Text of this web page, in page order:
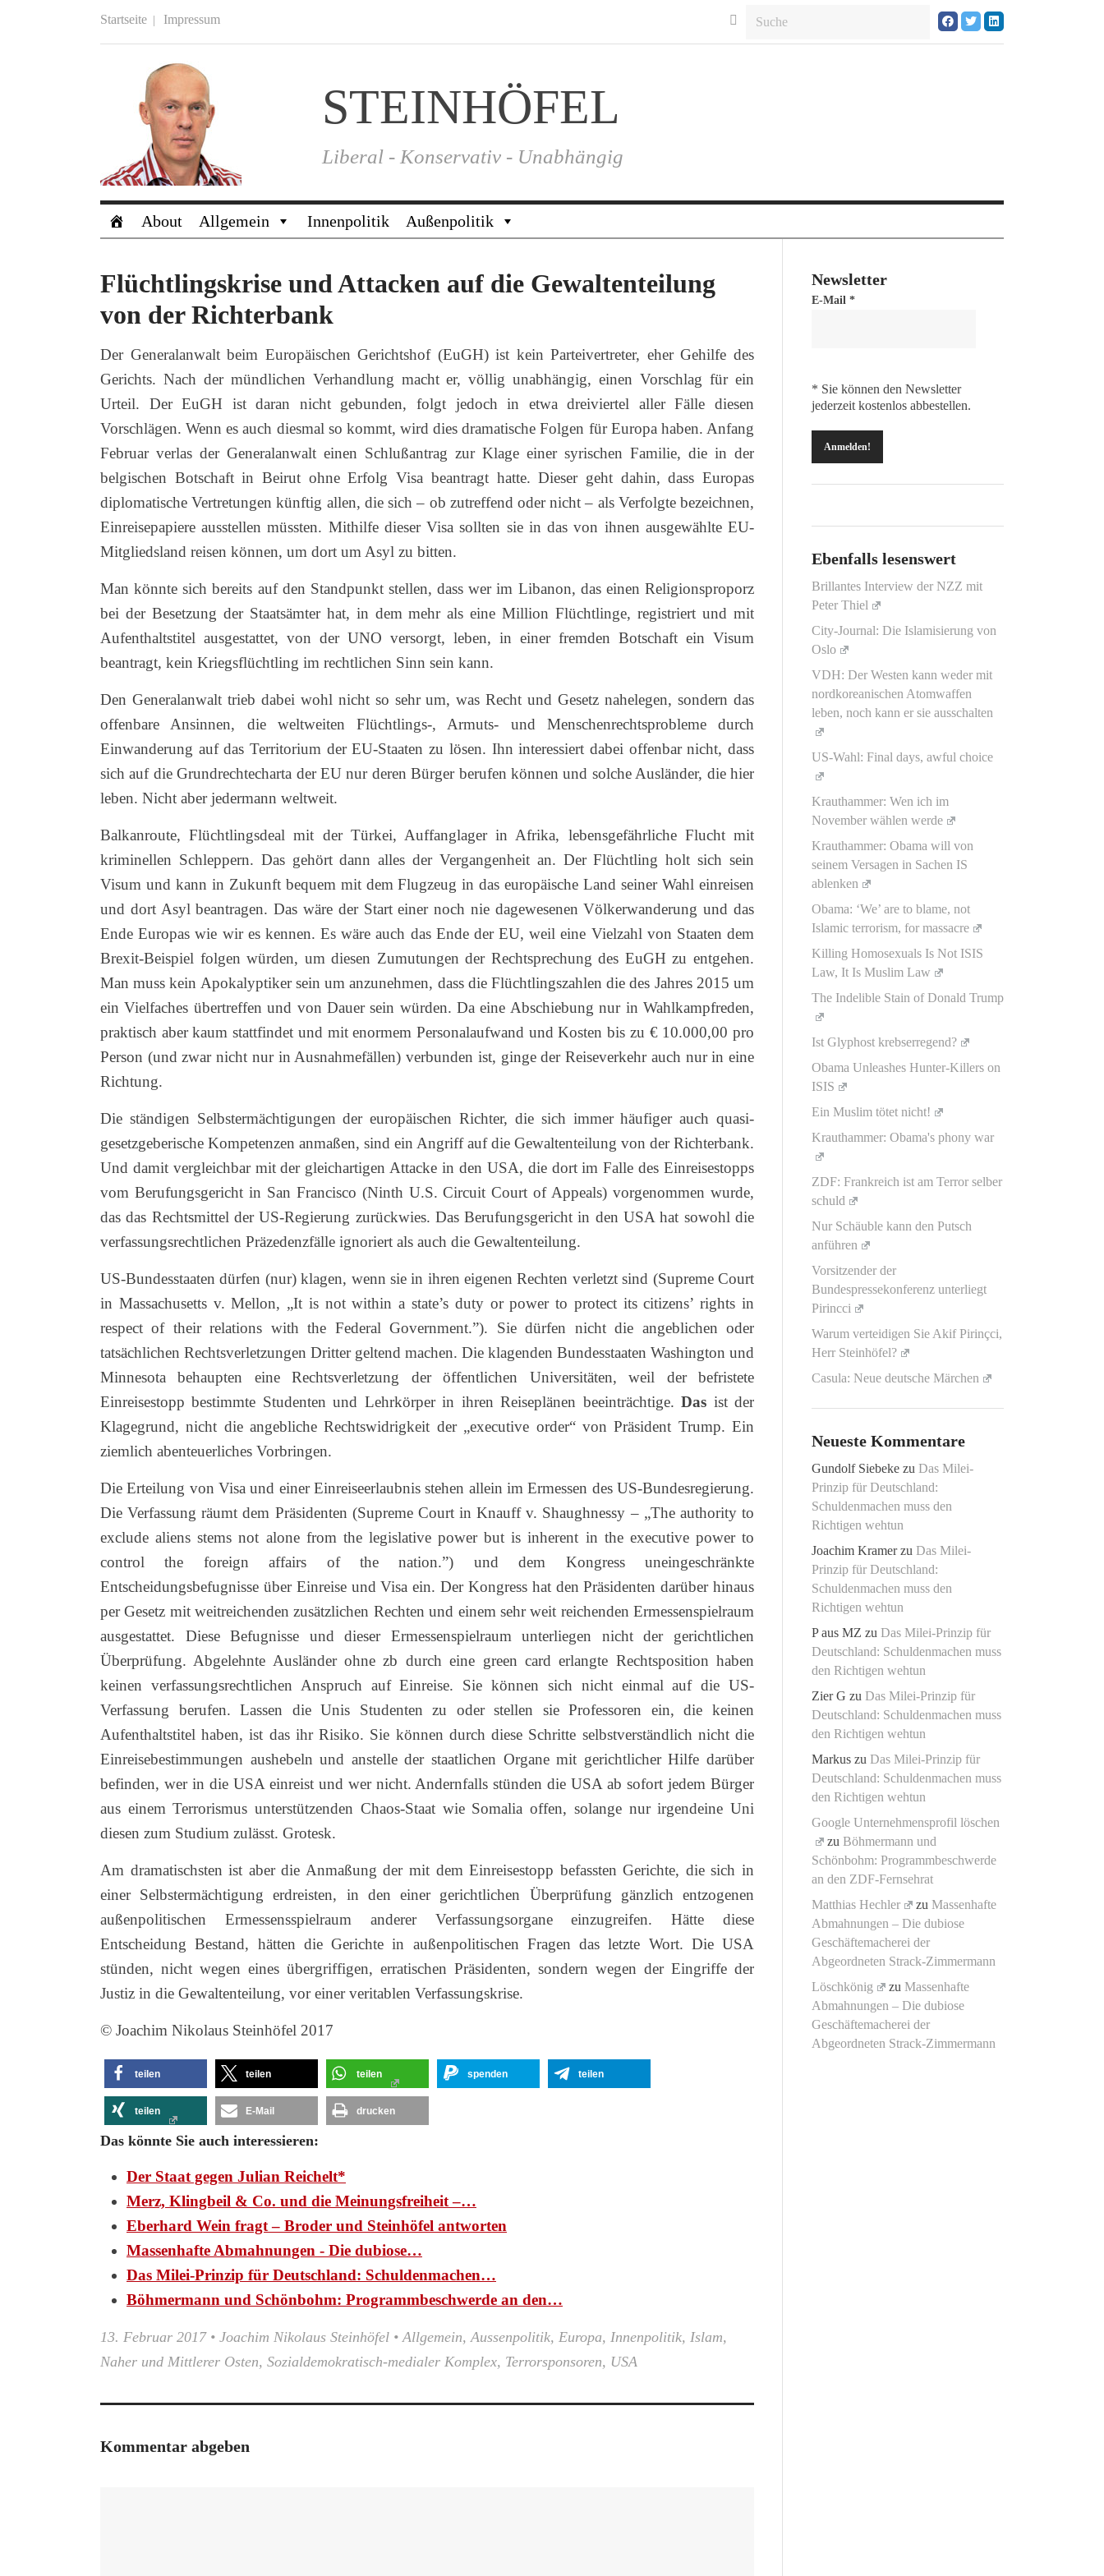
Startseite Impressum
STEINHÖFEL
Liberal - Konservativ - Unabhängig
About Allgemein Innenpolitik Außenpolitik
Flüchtlingskrise und Attacken auf die Gewaltenteilung
von der Richterbank
Der Generalanwalt beim Europäischen Gerichtshof (EuGH) ist kein Parteivertreter, eher Gehilfe des
Gerichts. Nach der mündlichen Verhandlung macht er, völlig unabhängig, einen Vorschlag für ein
Urteil. Der EuGH ist daran nicht gebunden, folgt jedoch in etwa dreiviertel aller Fälle diesen
Vorschlägen. Wenn es auch diesmal so kommt, wird dies dramatische Folgen für Europa haben. Anfang
Februar verlas der Generalanwalt einen Schlußantrag zur Klage einer syrischen Familie, die in der
belgischen Botschaft in Beirut ohne Erfolg Visa beantragt hatte. Dieser geht dahin, dass Europas
diplomatische Vertretungen künftig allen, die sich – ob zutreffend oder nicht – als Verfolgte bezeichnen,
Einreisepapiere ausstellen müssten. Mithilfe dieser Visa sollten sie in das von ihnen ausgewählte EU-
Mitgliedsland reisen können, um dort um Asyl zu bitten.
Man könnte sich bereits auf den Standpunkt stellen, dass wer im Libanon, das einen Religionsproporz
bei der Besetzung der Staatsämter hat, in dem mehr als eine Million Flüchtlinge, registriert und mit
Aufenthaltstitel ausgestattet, von der UNO versorgt, leben, in einer fremden Botschaft ein Visum
beantragt, kein Kriegsflüchtling im rechtlichen Sinn sein kann.
Den Generalanwalt trieb dabei wohl nicht so sehr um, was Recht und Gesetz nahelegen, sondern das
offenbare Ansinnen, die weltweiten Flüchtlings-, Armuts- und Menschenrechtsprobleme durch
Einwanderung auf das Territorium der EU-Staaten zu lösen. Ihn interessiert dabei offenbar nicht, dass
sich auf die Grundrechtecharta der EU nur deren Bürger berufen können und solche Ausländer, die hier
leben. Nicht aber jedermann weltweit.
Balkanroute, Flüchtlingsdeal mit der Türkei, Auffanglager in Afrika, lebensgefährliche Flucht mit
kriminellen Schleppern. Das gehört dann alles der Vergangenheit an. Der Flüchtling holt sich sein
Visum und kann in Zukunft bequem mit dem Flugzeug in das europäische Land seiner Wahl einreisen
und dort Asyl beantragen. Das wäre der Start einer noch nie dagewesenen Völkerwanderung und das
Ende Europas wie wir es kennen. Es wäre auch das Ende der EU, weil eine Vielzahl von Staaten dem
Brexit-Beispiel folgen würden, um diesen Zumutungen der Rechtsprechung des EuGH zu entgehen.
Man muss kein Apokalyptiker sein um anzunehmen, dass die Flüchtlingszahlen die des Jahres 2015 um
ein Vielfaches übertreffen und von Dauer sein würden. Da eine Abschiebung nur in Wahlkampfreden,
praktisch aber kaum stattfindet und mit enormem Personalaufwand und Kosten bis zu € 10.000,00 pro
Person (und zwar nicht nur in Ausnahmefällen) verbunden ist, ginge der Reiseverkehr auch nur in eine
Richtung.
Die ständigen Selbstermächtigungen der europäischen Richter, die sich immer häufiger auch quasi-
gesetzgeberische Kompetenzen anmaßen, sind ein Angriff auf die Gewaltenteilung von der Richterbank.
Und damit vergleichbar mit der gleichartigen Attacke in den USA, die dort im Falle des Einreisestopps
vom Berufungsgericht in San Francisco (Ninth U.S. Circuit Court of Appeals) vorgenommen wurde,
das das Rechtsmittel der US-Regierung zurückwies. Das Berufungsgericht in den USA hat sowohl die
verfassungsrechtlichen Präzedenzfälle ignoriert als auch die Gewaltenteilung.
US-Bundesstaaten dürfen (nur) klagen, wenn sie in ihren eigenen Rechten verletzt sind (Supreme Court
in Massachusetts v. Mellon, „It is not within a state’s duty or power to protect its citizens’ rights in
respect of their relations with the Federal Government.”). Sie dürfen nicht die angeblichen oder
tatsächlichen Rechtsverletzungen Dritter geltend machen. Die klagenden Bundesstaaten Washington und
Minnesota behaupten eine Rechtsverletzung der öffentlichen Universitäten, weil der befristete
Einreisestopp bestimmte Studenten und Lehrkörper in ihren Reiseplänen beeinträchtige.Das ist der
Klagegrund, nicht die angebliche Rechtswidrigkeit der „executive order“ von Präsident Trump. Ein
ziemlich abenteuerliches Vorbringen.
Die Erteilung von Visa und einer Einreiseerlaubnis stehen allein im Ermessen des US-Bundesregierung.
Die Verfassung räumt dem Präsidenten (Supreme Court in Knauff v. Shaughnessy – „The authority to
exclude aliens stems not alone from the legislative power but is inherent in the executive power to
control the foreign affairs of the nation.”) und dem Kongress uneingeschränkte
Entscheidungsbefugnisse über Einreise und Visa ein. Der Kongress hat den Präsidenten darüber hinaus
per Gesetz mit weitreichenden zusätzlichen Rechten und einem sehr weit reichenden Ermessenspielraum
ausgestattet. Diese Befugnisse und dieser Ermessenspielraum unterliegen nicht der gerichtlichen
Überprüfung. Abgelehnte Ausländer ohne zb durch eine green card erlangte Rechtsposition haben
keinen verfassungsrechtlichen Anspruch auf Einreise. Sie können sich nicht einmal auf die US-
Verfassung berufen. Lassen die Unis Studenten zu oder stellen sie Professoren ein, die keinen
Aufenthaltstitel haben, ist das ihr Risiko. Sie können durch diese Schritte selbstverständlich nicht die
Einreisebestimmungen aushebeln und anstelle der staatlichen Organe mit gerichtlicher Hilfe darüber
befinden, wer in die USA einreist und wer nicht. Andernfalls stünden die USA ab sofort jedem Bürger
aus einem Terrorismus unterstützenden Chaos-Staat wie Somalia offen, solange nur irgendeine Uni
diesen zum Studium zulässt. Grotesk.
Am dramatischsten ist aber die Anmaßung der mit dem Einreisestopp befassten Gerichte, die sich in
einer Selbstermächtigung erdreisten, in den einer gerichtlichen Überprüfung gänzlich entzogenen
außenpolitischen Ermessensspielraum anderer Verfassungsorgane einzugreifen. Hätte diese
Entscheidung Bestand, hätten die Gerichte in außenpolitischen Fragen das letzte Wort. Die USA
stünden, nicht wegen eines übergriffigen, erratischen Präsidenten, sondern wegen der Eingriffe der
Justiz in die Gewaltenteilung, vor einer veritablen Verfassungskrise.
© Joachim Nikolaus Steinhöfel 2017
teilen teilen teilen spenden teilen
teilen E-Mail drucken
Das könnte Sie auch interessieren:
Der Staat gegen Julian Reichelt*
Merz, Klingbeil & Co. und die Meinungsfreiheit –…
Eberhard Wein fragt – Broder und Steinhöfel antworten
Massenhafte Abmahnungen - Die dubiose…
Das Milei-Prinzip für Deutschland: Schuldenmachen…
Böhmermann und Schönbohm: Programmbeschwerde an den…
13. Februar 2017• Joachim Nikolaus Steinhöfel •Allgemein,Aussenpolitik, Europa, Innenpolitik, Islam,
Naher und Mittlerer Osten, Sozialdemokratisch-medialer Komplex, Terrorsponsoren, USA
Kommentar abgeben
Newsletter
E-Mail *
* Sie können den Newsletter
jederzeit kostenlos abbestellen.
Ebenfalls lesenswert
Brillantes Interview der NZZ mit
Peter Thiel
City-Journal: Die Islamisierung von
Oslo
VDH: Der Westen kann weder mit
nordkoreanischen Atomwaffen
leben, noch kann er sie ausschalten
US-Wahl: Final days, awful choice
Krauthammer: Wen ich im
November wählen werde
Krauthammer: Obama will von
seinem Versagen in Sachen IS
ablenken
Obama: ‘We’ are to blame, not
Islamic terrorism, for massacre
Killing Homosexuals Is Not ISIS
Law, It Is Muslim Law
The Indelible Stain of Donald Trump
Ist Glyphost krebserregend?
Obama Unleashes Hunter-Killers on
ISIS
Ein Muslim tötet nicht!
Krauthammer: Obama's phony war
ZDF: Frankreich ist am Terror selber
schuld
Nur Schäuble kann den Putsch
anführen
Vorsitzender der
Bundespressekonferenz unterliegt
Pirincci
Warum verteidigen Sie Akif Pirinçci,
Herr Steinhöfel?
Casula: Neue deutsche Märchen
Neueste Kommentare
Gundolf Siebeke zu Das Milei-
Prinzip für Deutschland:
Schuldenmachen muss den
Richtigen wehtun
Joachim Kramerzu Das Milei-
Prinzip für Deutschland:
Schuldenmachen muss den
Richtigen wehtun
P aus MZ zu Das Milei-Prinzip für
Deutschland: Schuldenmachen muss
den Richtigen wehtun
Zier G zu Das Milei-Prinzip für
Deutschland: Schuldenmachen muss
den Richtigen wehtun
Markus zu Das Milei-Prinzip für
Deutschland: Schuldenmachen muss
den Richtigen wehtun
Google Unternehmensprofil löschen
zu Böhmermann und
Schönbohm: Programmbeschwerde
an den ZDF-Fernsehrat
Matthias Hechler
zu Massenhafte
Abmahnungen – Die dubiose
Geschäftemacherei der
Abgeordneten Strack-Zimmermann
Löschkönig
zu Massenhafte
Abmahnungen – Die dubiose
Geschäftemacherei der
Abgeordneten Strack-Zimmermann